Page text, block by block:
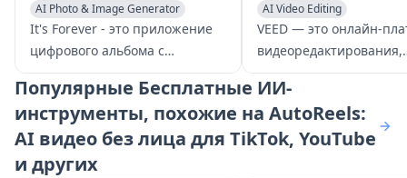
AI Photo & Image Generator
AI Photography
AI Video Recording
It's Forever - это приложение
цифрового альбома с
поддержкой ИИ,
предназначенное для свадеб,
которое позволяет гостям
вновь пережить красоту дня,
не выходя из дома.
AI Video Editing
AI Video Enhancing
AI Video Recording
VEED — это онлайн-
видеоредактирования,
основанная на AI,
позволяет
легко создавать
видео
Популярные Бесплатные ИИ-
инструменты, похожие на AutoReels:
AI видео без лица для TikTok, YouTube
и других